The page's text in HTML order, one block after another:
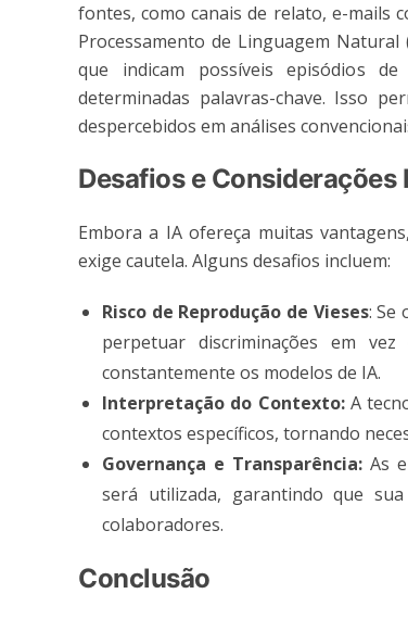
fontes, como canais de relato, e-mails
Processamento de Linguagem
que indicam possíveis episódios
determinadas palavras-chave. Isso
despercebidos em análises
Desafios e Considerações
Embora a IA ofereça muitas
exige cautela. Alguns desafios incluem:
Risco de Reprodução de Vieses: Se
perpetuar discriminações em
constantemente os modelos de IA.
Interpretação do Contexto:A
contextos específicos, tornando
Governança e Transparência: As
será utilizada, garantindo que
colaboradores.
Conclusão